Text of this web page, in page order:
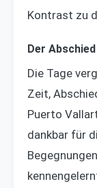
Kontrast zu
Der
Die Tage
Zeit,
Puerto
dankbar für